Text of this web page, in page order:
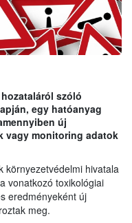
szóló
egy hatóanyag
új
vagy monitoring adatok
környezetvédelmi hivatala
vonatkozó toxikológiai
eredményeként új
meg.